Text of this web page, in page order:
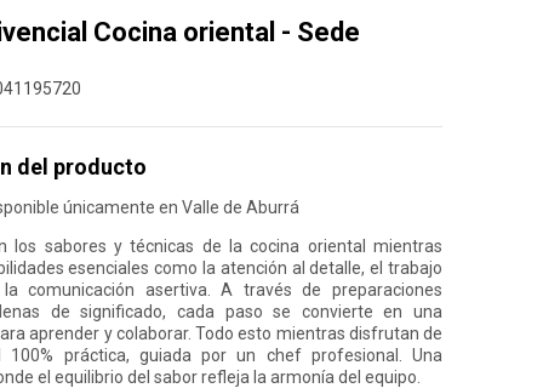
Cocina oriental - Sede
del producto
únicamente en Valle de Aburrá
los sabores y técnicas de la cocina oriental mientras
esenciales como la atención al detalle, el trabajo
comunicación asertiva. A través de preparaciones
de significado, cada paso se convierte en una
aprender y colaborar. Todo esto mientras disfrutan de
100% práctica, guiada por un chef profesional. Una
el equilibrio del sabor refleja la armonía del equipo.